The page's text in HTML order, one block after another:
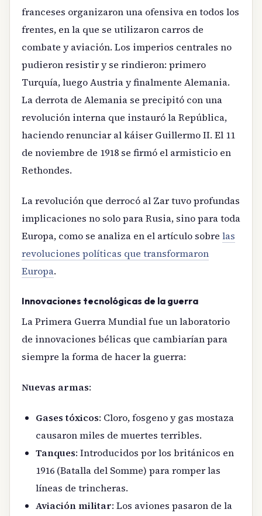
franceses organizaron una ofensiva en todos los
frentes, en la que se utilizaron carros de
combate y aviación. Los imperios centrales no
pudieron resistir y se rindieron: primero
Turquía, luego Austria y finalmente Alemania.
La derrota de Alemania se precipitó con una
revolución interna que instauró la República,
haciendo renunciar al káiser Guillermo II. El 11
de noviembre de 1918 se firmó el armisticio en
Rethondes.
La revolución que derrocó al Zar tuvo profundas
implicaciones no solo para Rusia, sino para toda
Europa, como se analiza en el artículo sobre las
revoluciones políticas que transformaron
Europa.
Innovaciones tecnológicas de la guerra
La Primera Guerra Mundial fue un laboratorio
de innovaciones bélicas que cambiarían para
siempre la forma de hacer la guerra:
Nuevas armas:
Gases tóxicos: Cloro, fosgeno y gas mostaza
causaron miles de muertes terribles.
Tanques: Introducidos por los británicos en
1916 (Batalla del Somme) para romper las
líneas de trincheras.
Aviación militar: Los aviones pasaron de la